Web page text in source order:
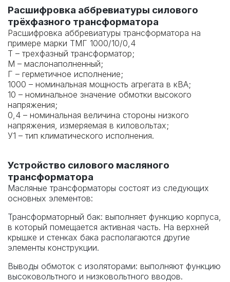
Расшифровка аббревиатуры силового
трёхфазного трансформатора
Расшифровка аббревиатуры трансформатора на
примере марки ТМГ 1000/10/0,4
Т – трехфазный трансформатор;
М – маслонаполненный;
Г – герметичное исполнение;
1000 – номинальная мощность агрегата в кВА;
10 – номинальное значение обмотки высокого
напряжения;
0,4 – номинальная величина стороны низкого
напряжения, измеряемая в киловольтах;
У1 – тип климатического исполнения.
Устройство силового масляного
трансформатора
Масляные трансформаторы состоят из следующих
основных элементов:
Трансформаторный бак: выполняет функцию корпуса,
в который помещается активная часть. На верхней
крышке и стенках бака располагаются другие
элементы конструкции.
Выводы обмоток с изоляторами: выполняют функцию
высоковольтного и низковольтного вводов.